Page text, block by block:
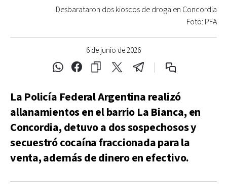
6 de junio de 2026
Desbarataron dos kioscos de droga en Concordia
Foto: PFA
La Policía Federal Argentina realizó
allanamientos en el barrio La Bianca, en
Concordia, detuvo a dos sospechosos y
secuestró cocaína fraccionada para la
venta, además de dinero en efectivo.